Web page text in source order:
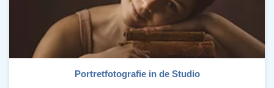
Portretfotografie in de Studio